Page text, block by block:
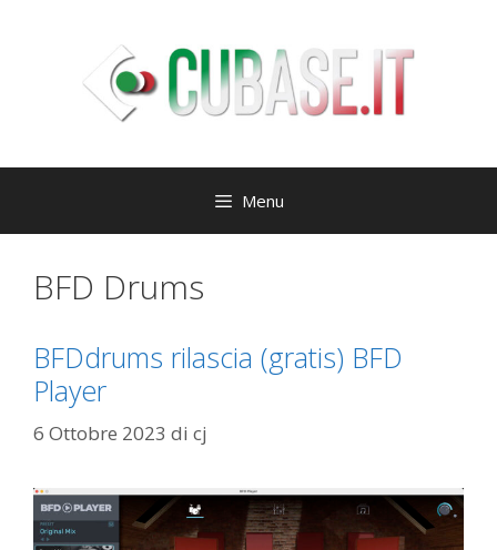
Menu
BFD Drums
BFDdrums rilascia (gratis) BFD
Player
6 Ottobre 2023 di cj